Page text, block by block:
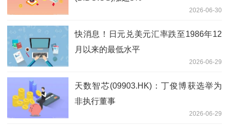
2026-06-30
快消息！日元兑美元汇率跌至1986年12
月以来的最低水平
2026-06-29
天数智芯(09903.HK)：丁俊博获选举为
非执行董事
2026-06-29